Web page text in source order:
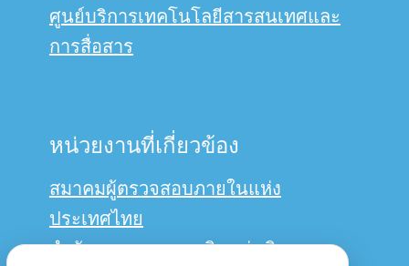
ศูนย์บริการเทคโนโลยีสารสนเทศและ
การสื่อสาร
หน่วยงานที่เกี่ยวข้อง
สมาคมผู้ตรวจสอบภายในแห่ง
ประเทศไทย
สำนักงานการตรวจเงินแผ่นดิน